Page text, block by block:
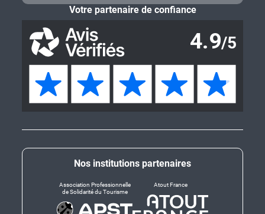
Nos institutions partenaires
Association Professionnelle
de Solidarité du Tourisme
Atout France
Votre partenaire de confiance